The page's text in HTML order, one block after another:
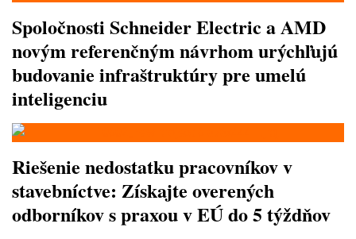
Spoločnosti Schneider Electric a AMD
novým referenčným návrhom urýchľujú
budovanie infraštruktúry pre umelú
inteligenciu
Riešenie nedostatku pracovníkov v
stavebníctve: Získajte overených
odborníkov s praxou v EÚ do 5 týždňov